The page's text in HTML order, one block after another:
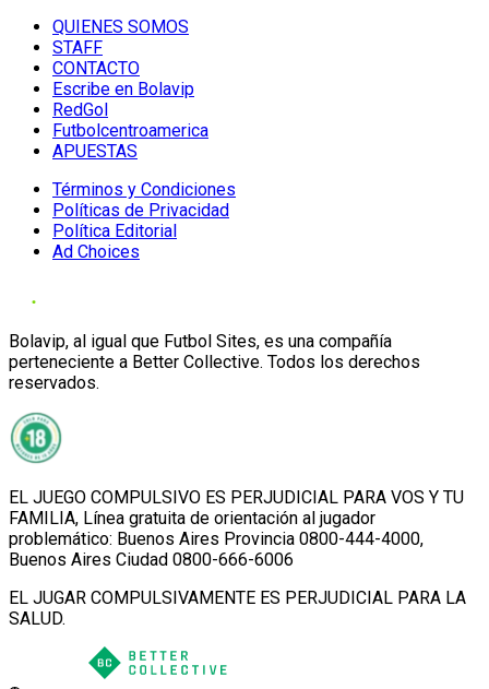
QUIENES SOMOS
STAFF
CONTACTO
Escribe en Bolavip
RedGol
Futbolcentroamerica
APUESTAS
Términos y Condiciones
Políticas de Privacidad
Política Editorial
Ad Choices
Bolavip, al igual que Futbol Sites, es una compañía
perteneciente a Better Collective. Todos los derechos
reservados.
EL JUEGO COMPULSIVO ES PERJUDICIAL PARA VOS Y TU
FAMILIA, Línea gratuita de orientación al jugador
problemático: Buenos Aires Provincia 0800-444-4000,
Buenos Aires Ciudad 0800-666-6006
EL JUGAR COMPULSIVAMENTE ES PERJUDICIAL PARA LA
SALUD.